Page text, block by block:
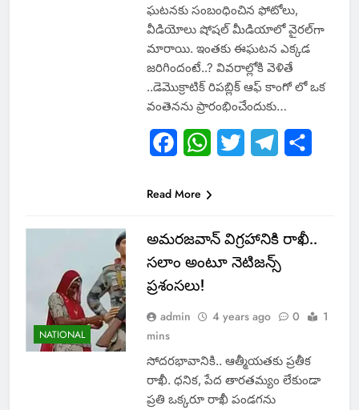
ఘటనకు సంబంధించిన ఫోటోలు,
వీడియోలు షోషల్ మీడియాలో వైరల్‌గా
మారాయి. ఇంతకు ఈఘటన ఎక్కడ
జరిగిందంటే..? వివరాల్లోకి వెళితే
..డెమొక్రాటిక్ రిపబ్లిక్ ఆఫ్ కాంగో లో ఒక
వంతెనను ప్రారంభించేందుకు…
FacebookWhatsApp
Twitter Telegram
Read More
NATIONAL
అమరజవాన్ విగ్రహానికి రాఖీ..
సలాం అంటూ నెటిజన్స్
ప్రశంసలు!
admin 4 years ago 0
1
mins
సోదరభావానికి.. ఆత్మీయతకు ప్రతీక
రాఖీ. ధనిక, పేద తారతమ్యం లేకుండా
ప్రతి ఒక్కరూ రాఖీ పండగను